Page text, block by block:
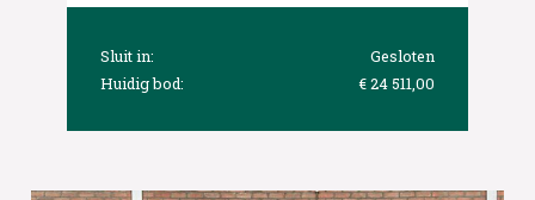
Sluit in:
Gesloten
Huidig bod:
€ 24 511,00